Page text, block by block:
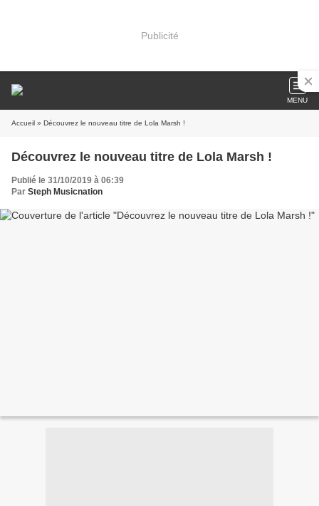
Publicité
MENU
Accueil » Découvrez le nouveau titre de Lola Marsh !
Découvrez le nouveau titre de Lola Marsh !
Publié le 31/10/2019 à 06:39
Par Steph Musicnation